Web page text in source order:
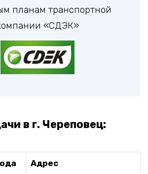
планам транспортной
«СДЭК»
в г. Череповец:
Адрес